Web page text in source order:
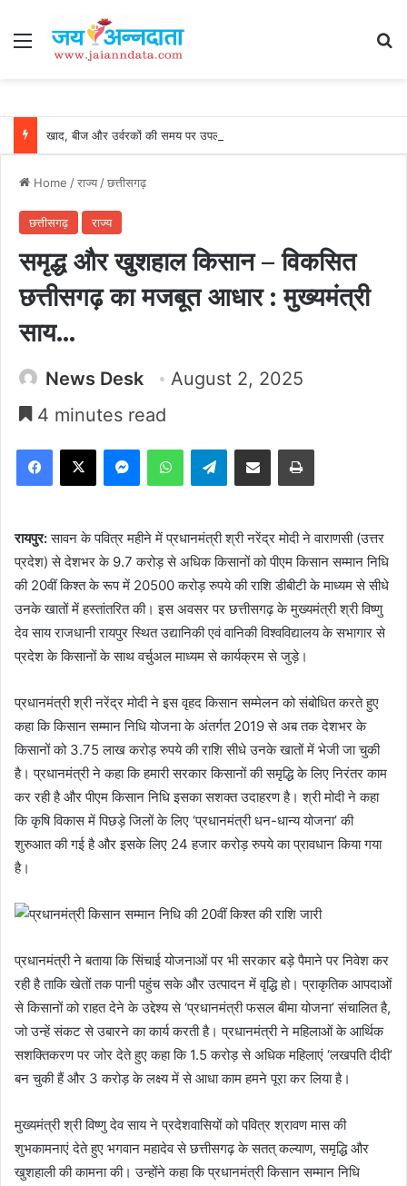
Menu
Home /राज्य/छत्तीसगढ़
छत्तीसगढ़ राज्य
समृद्ध और खुशहाल किसान – विकसित
छत्तीसगढ़ का मजबूत आधार : मुख्यमंत्री
साय…
News Desk
August 2, 2025
4 minutes read
Facebook
X MessengerWhatsAppTelegramShare via Email Print
रायपुर:सावन के पवित्र महीने में प्रधानमंत्री श्री नरेंद्र मोदी ने वाराणसी (उत्तर
प्रदेश) से देशभर के 9.7 करोड़ से अधिक किसानों को पीएम किसान सम्मान निधि
की 20वीं किश्त के रूप में 20500 करोड़ रुपये की राशि डीबीटी के माध्यम से सीधे
उनके खातों में हस्तांतरित की। इस अवसर पर छत्तीसगढ़ के मुख्यमंत्री श्री विष्णु
देव साय राजधानी रायपुर स्थित उद्यानिकी एवं वानिकी विश्वविद्यालय के सभागार से
प्रदेश के किसानों के साथ वर्चुअल माध्यम से कार्यक्रम से जुड़े।
प्रधानमंत्री श्री नरेंद्र मोदी ने इस वृहद किसान सम्मेलन को संबोधित करते हुए
कहा कि किसान सम्मान निधि योजना के अंतर्गत 2019 से अब तक देशभर के
किसानों को 3.75 लाख करोड़ रुपये की राशि सीधे उनके खातों में भेजी जा चुकी
है। प्रधानमंत्री ने कहा कि हमारी सरकार किसानों की समृद्धि के लिए निरंतर काम
कर रही है और पीएम किसान निधि इसका सशक्त उदाहरण है। श्री मोदी ने कहा
कि कृषि विकास में पिछड़े जिलों के लिए ‘प्रधानमंत्री धन-धान्य योजना’ की
शुरुआत की गई है और इसके लिए 24 हजार करोड़ रुपये का प्रावधान किया गया
है।
प्रधानमंत्री ने बताया कि सिंचाई योजनाओं पर भी सरकार बड़े पैमाने पर निवेश कर
रही है ताकि खेतों तक पानी पहुंच सके और उत्पादन में वृद्धि हो। प्राकृतिक आपदाओं
से किसानों को राहत देने के उद्देश्य से ‘प्रधानमंत्री फसल बीमा योजना’ संचालित है,
जो उन्हें संकट से उबारने का कार्य करती है। प्रधानमंत्री ने महिलाओं के आर्थिक
सशक्तिकरण पर जोर देते हुए कहा कि 1.5 करोड़ से अधिक महिलाएं ‘लखपति दीदी’
बन चुकी हैं और 3 करोड़ के लक्ष्य में से आधा काम हमने पूरा कर लिया है।
मुख्यमंत्री श्री विष्णु देव साय ने प्रदेशवासियों को पवित्र श्रावण मास की
शुभकामनाएं देते हुए भगवान महादेव से छत्तीसगढ़ के सतत् कल्याण, समृद्धि और
खुशहाली की कामना की। उन्होंने कहा कि प्रधानमंत्री किसान सम्मान निधि